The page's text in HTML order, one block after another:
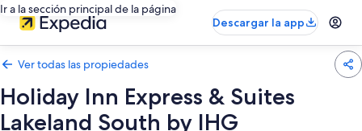
Ir a la sección principal de la página
Descargar la app
Ver todas las propiedades
Holiday Inn Express & Suites
Lakeland South by IHG